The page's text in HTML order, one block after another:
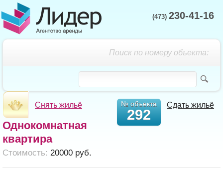
(473) 230-41-16
Поиск по номеру объекта:
Снять жильё Сдать жильё
№ объекта
292
Однокомнатная
квартира
Cтоимость: 20000 руб.